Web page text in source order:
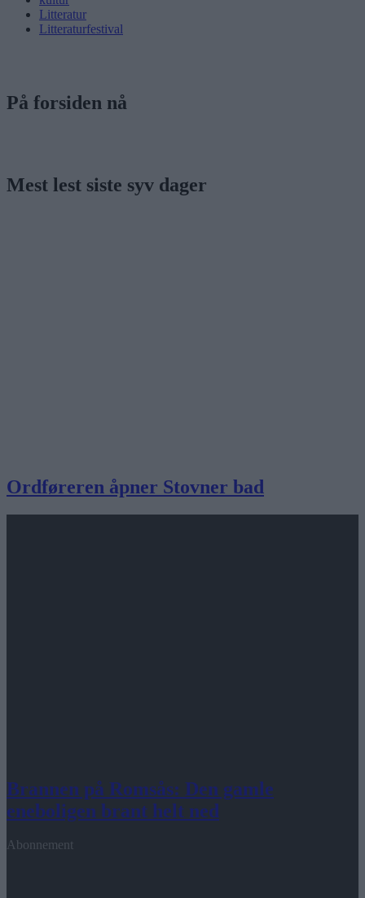
Litteratur
Litteraturfestival
På forsiden nå
Mest lest siste syv dager
Ordføreren åpner Stovner bad
Brannen på Romsås: Den gamle
eneboligen brant helt ned
Abonnement